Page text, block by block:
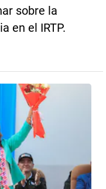
sobre la
en el IRTP.